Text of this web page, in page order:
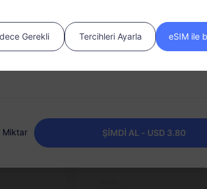
Lütfen satın aldıktan sonra 30 gün içinde
paketler kullanılamaz veya iade
hizmet duracaktır. Operatör tarafından
Miktar ŞİMDİ AL - USD 3.80
Gerekli Tercihleri Ayarla eSIM ile